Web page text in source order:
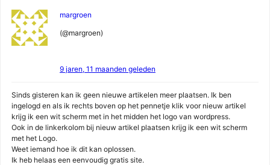
margroen
(@margroen)
9 jaren, 11 maanden geleden
Sinds gisteren kan ik geen nieuwe artikelen meer plaatsen. Ik ben
ingelogd en als ik rechts boven op het pennetje klik voor nieuw artikel
krijg ik een wit scherm met in het midden het logo van wordpress.
Ook in de linkerkolom bij nieuw artikel plaatsen krijg ik een wit scherm
met het Logo.
Weet iemand hoe ik dit kan oplossen.
Ik heb helaas een eenvoudig gratis site.